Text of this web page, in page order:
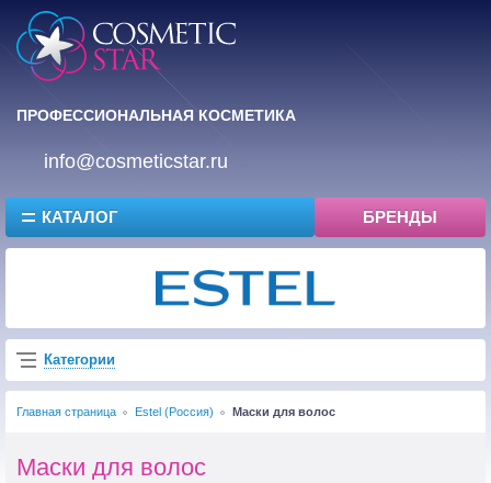
ПРОФЕССИОНАЛЬНАЯ КОСМЕТИКА
info@cosmeticstar.ru
КАТАЛОГ БРЕНДЫ
Категории
Главная страница Estel (Россия) Маски для волос
Маски для волос